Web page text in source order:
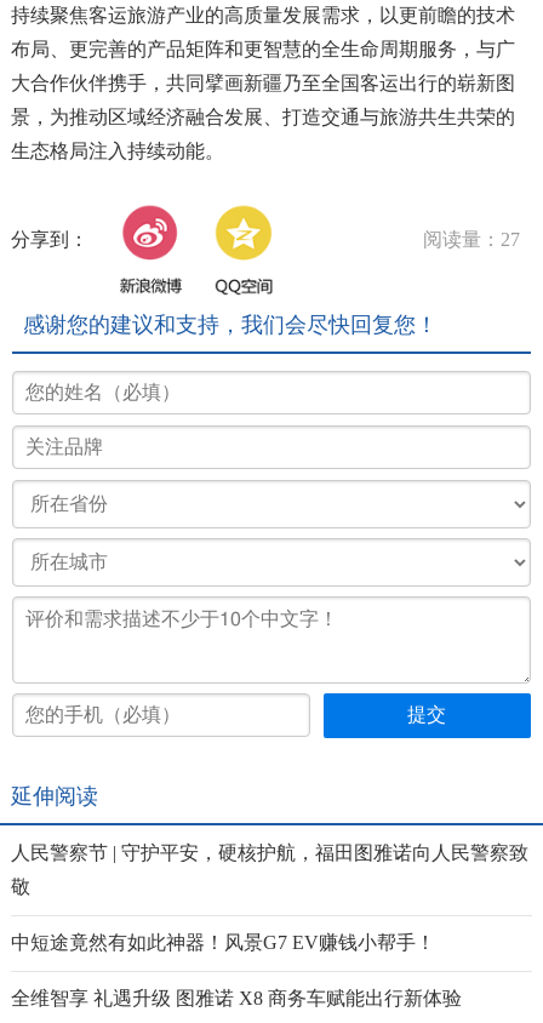
持续聚焦客运旅游产业的高质量发展需求，以更前瞻的技术
布局、更完善的产品矩阵和更智慧的全生命周期服务，与广
大合作伙伴携手，共同擘画新疆乃至全国客运出行的崭新图
景，为推动区域经济融合发展、打造交通与旅游共生共荣的
生态格局注入持续动能。
分享到： 阅读量：27
感谢您的建议和支持，我们会尽快回复您！
延伸阅读
人民警察节 | 守护平安，硬核护航，福田图雅诺向人民警察致
敬
中短途竟然有如此神器！风景G7 EV赚钱小帮手！
全维智享 礼遇升级 图雅诺 X8 商务车赋能出行新体验